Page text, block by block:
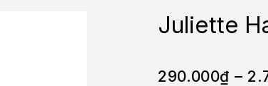
Juliette
290.000₫ –